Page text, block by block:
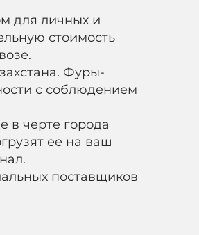
для личных и
стоимость
Фуры-
с соблюдением
в черте города
ее на ваш
поставщиков